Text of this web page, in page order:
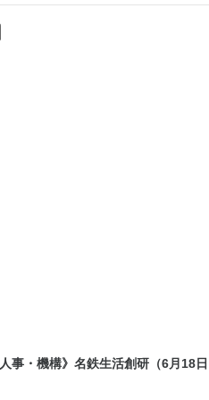
人事・機構》名鉄生活創研（6月18